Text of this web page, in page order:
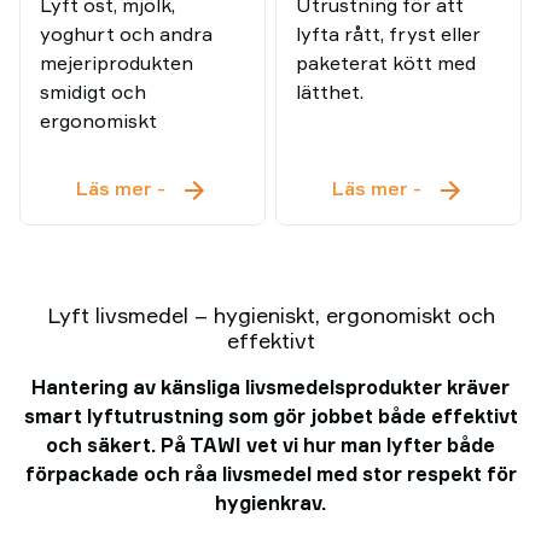
Lyft ost, mjölk,
yoghurt och andra
mejeriprodukten
smidigt och
ergonomiskt
Läs mer -
Lyft
Utrustning för att
lyfta rått, fryst eller
paketerat kött med
lätthet.
Läs mer -
Lyft
Lyft livsmedel – hygieniskt, ergonomiskt och
effektivt
Hantering av känsliga livsmedelsprodukter kräver
smart lyftutrustning som gör jobbet både effektivt
och säkert. På TAWI vet vi hur man lyfter både
förpackade och råa livsmedel med stor respekt för
hygienkrav.